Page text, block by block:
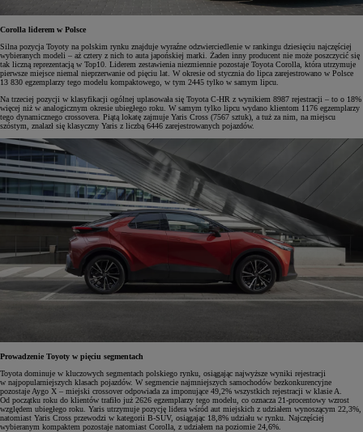
Corolla liderem w Polsce
Silna pozycja Toyoty na polskim rynku znajduje wyraźne odzwierciedlenie w rankingu dziesięciu najczęściej
wybieranych modeli – aż cztery z nich to auta japońskiej marki. Żaden inny producent nie może poszczycić się
tak liczną reprezentacją w Top10. Liderem zestawienia niezmiennie pozostaje Toyota Corolla, która utrzymuje
pierwsze miejsce niemal nieprzerwanie od pięciu lat. W okresie od stycznia do lipca zarejestrowano w Polsce
13 830 egzemplarzy tego modelu kompaktowego, w tym 2445 tylko w samym lipcu.
Na trzeciej pozycji w klasyfikacji ogólnej uplasowała się Toyota C-HR z wynikiem 8987 rejestracji – to o 18%
więcej niż w analogicznym okresie ubiegłego roku. W samym tylko lipcu wydano klientom 1176 egzemplarzy
tego dynamicznego crossovera. Piątą lokatę zajmuje Yaris Cross (7567 sztuk), a tuż za nim, na miejscu
szóstym, znalazł się klasyczny Yaris z liczbą 6446 zarejestrowanych pojazdów.
Prowadzenie Toyoty w pięciu segmentach
Toyota dominuje w kluczowych segmentach polskiego rynku, osiągając najwyższe wyniki rejestracji
w najpopularniejszych klasach pojazdów. W segmencie najmniejszych samochodów bezkonkurencyjne
pozostaje Aygo X – miejski crossover odpowiada za imponujące 49,2% wszystkich rejestracji w klasie A.
Od początku roku do klientów trafiło już 2626 egzemplarzy tego modelu, co oznacza 21-procentowy wzrost
względem ubiegłego roku. Yaris utrzymuje pozycję lidera wśród aut miejskich z udziałem wynoszącym 22,3%,
natomiast Yaris Cross przewodzi w kategorii B-SUV, osiągając 18,8% udziału w rynku. Najczęściej
wybieranym kompaktem pozostaje natomiast Corolla, z udziałem na poziomie 24,6%.